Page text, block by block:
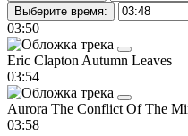
Выберите время:
03:50
Eric Clapton Autumn Leaves
03:54
Aurora The Conflict Of The
03:58